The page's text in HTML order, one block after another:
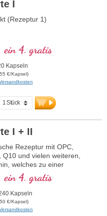
I
(Rezeptur 1)
ein 4. gratis
Kapseln
€/Kapsel)
I + II
Rezeptur mit OPC,
Q10 und vielen weiteren,
welches zu einer
beiträgt. (Rezeptur
2)
ein 4. gratis
Kapseln
€/Kapsel)